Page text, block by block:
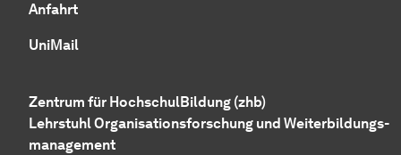
Anfahrt
UniMail
Zentrum für HochschulBildung (zhb)
LehrstuhlOrganisations­forschung und Weiterbildungs­
management